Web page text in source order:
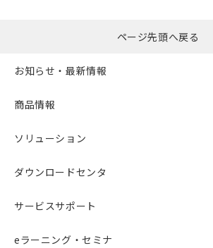
この製品のRoHS/REACH
ページ先頭へ戻る
お知らせ・最新情報
商品情報
ソリューション
ダウンロードセンタ
サービスサポート
eラーニング・セミナ